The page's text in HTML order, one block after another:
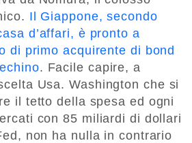
Il Giappone, secondo
d’affari, è pronto a
di primo acquirente di bond
. Facile capire, a
Usa. Washington che si
il tetto della spesa ed ogni
con 85 miliardi di dollari
non ha nulla in contrario